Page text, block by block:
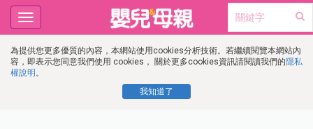
為提供您更多優質的內容，本網站使用cookies分析技術。若繼續閱覽本網站內
容，即表示您同意我們使用 cookies， 關於更多cookies資訊請閱讀我們的隱私
權說明 。
我知道了
Toggle
navigation